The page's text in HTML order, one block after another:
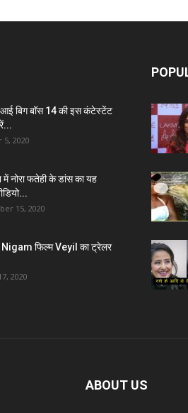
बिग बॉस 14 की इस कंटेस्टेंट
2020
में नोरा फतेही के डांस का यह
15, 2020
फिल्म Veyil का ट्रेलर
2020
ABOUT US